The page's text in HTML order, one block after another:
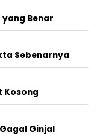
yang Benar
Sebenarnya
Kosong
Ginjal